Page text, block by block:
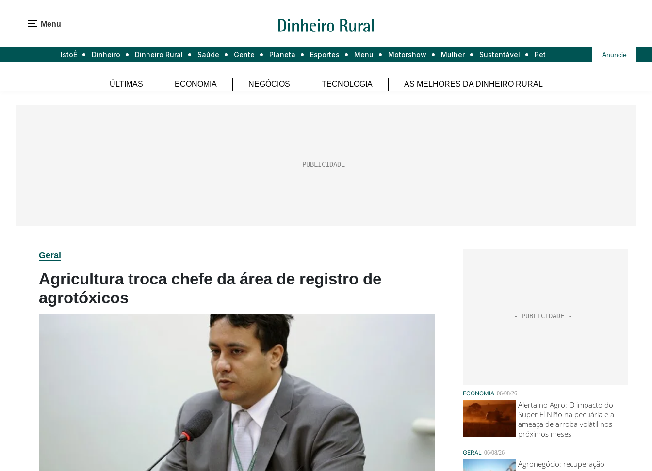
Menu
IstoÉ Dinheiro Dinheiro Rural Saúde Gente Planeta Esportes Menu Motorshow Mulher Sustentável Pet Anuncie
ÚLTIMAS ECONOMIA NEGÓCIOS TECNOLOGIA AS MELHORES DA DINHEIRO RURAL
Geral
Agricultura troca chefe da área de registro de
agrotóxicos